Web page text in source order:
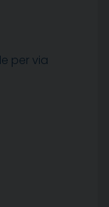
per via